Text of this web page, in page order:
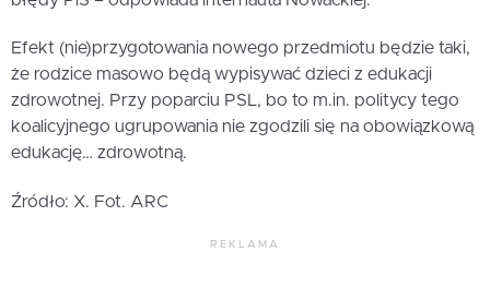
Efekt (nie)przygotowania nowego przedmiotu będzie taki,
że rodzice masowo będą wypisywać dzieci z edukacji
zdrowotnej. Przy poparciu PSL, bo to m.in. politycy tego
koalicyjnego ugrupowania nie zgodzili się na obowiązkową
edukację… zdrowotną.
Źródło: X. Fot. ARC
REKLAMA